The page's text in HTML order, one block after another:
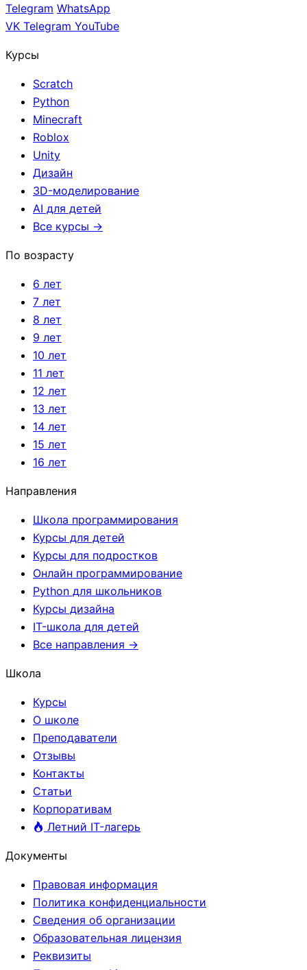
Telegram WhatsApp
VK Telegram YouTube
Курсы
Scratch
Python
Minecraft
Roblox
Unity
Дизайн
3D-моделирование
AI для детей
Все курсы →
По возрасту
6 лет
7 лет
8 лет
9 лет
10 лет
11 лет
12 лет
13 лет
14 лет
15 лет
16 лет
Направления
Школа программирования
Курсы для детей
Курсы для подростков
Онлайн программирование
Python для школьников
Курсы дизайна
IT-школа для детей
Все направления →
Школа
Курсы
О школе
Преподаватели
Отзывы
Контакты
Статьи
Корпоративам
Летний IT-лагерь
Документы
Правовая информация
Политика конфиденциальности
Сведения об организации
Образовательная лицензия
Реквизиты